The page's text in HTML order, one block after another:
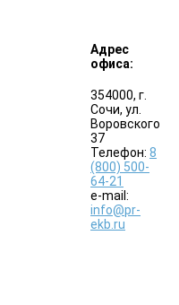
Адрес
офиса:
354000, г.
Сочи, ул.
Воровского
37
Телефон: 8
(800) 500-
64-21
e-mail:
info@pr-
ekb.ru